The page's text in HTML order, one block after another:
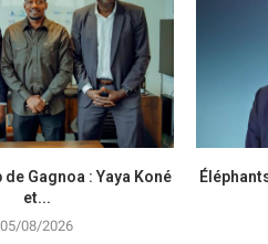
Gagnoa : Yaya Koné
et...
05/08/2026